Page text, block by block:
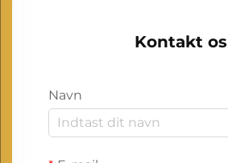
Kontakt os
Navn